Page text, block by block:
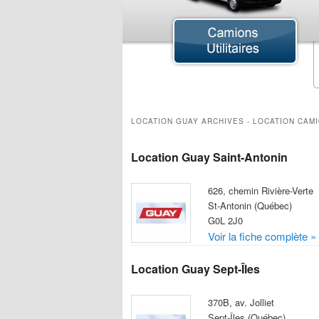
Camion à Benne Basculante
Camion de Déménagement
Camion Shunter
Fourgon
LOCATION GUAY ARCHIVES - LOCATION
Location Guay Saint-Antonin
626, chemin Rivière-Verte
St-Antonin (Québec)
G0L 2J0
Voir la fiche complète »
Location Guay Sept-Îles
370B, av. Jolliet